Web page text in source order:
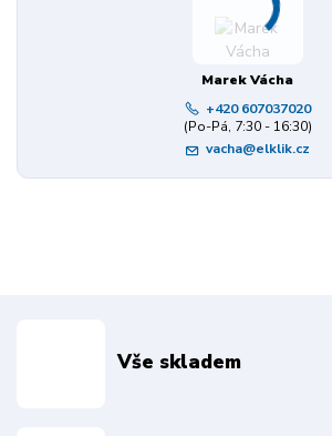
Marek Vácha
+420 607037020
(Po-Pá, 7:30 - 16:30)
vacha@elklik.cz
Vše skladem